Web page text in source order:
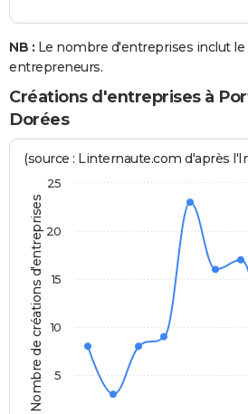
NB : Le nombre d'entreprises inclut
entrepreneurs.
Créations d'entreprises à
Dorées
Nombre de créations d'entreprises
(source : Linternaute.com d'après
5
10
15
20
25